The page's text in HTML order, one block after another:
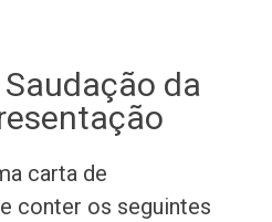
da
carta de
conter os seguintes